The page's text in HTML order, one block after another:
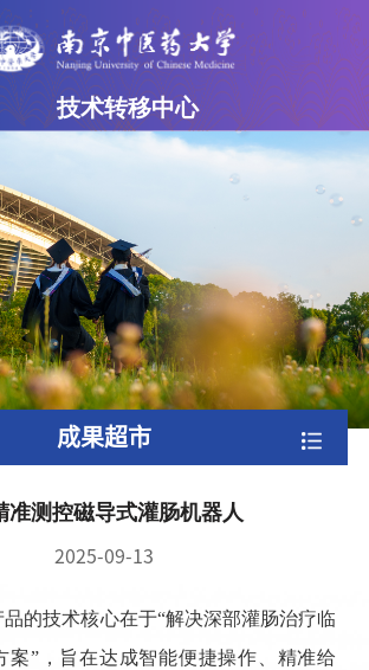
技术转移中心
成果超市
准测控磁导式灌肠机器人
2025-09-13
品的技术核心在于“解决深部灌肠治疗临
案”，旨在达成智能便捷操作、精准给